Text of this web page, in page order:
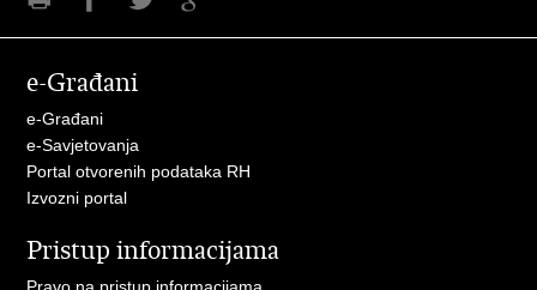
FacebookuTwitteru
e-Građani
e-Građani
e-Savjetovanja
Portal otvorenih podataka RH
Izvozni portal
Pristup informacijama